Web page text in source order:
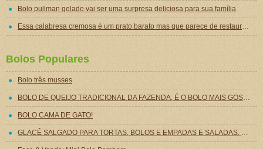
Bolo pullman gelado vai ser uma surpresa deliciosa para sua família
Essa calabresa cremosa é um prato barato mas que parece de restaurante chique de tão gostoso
Bolos Populares
Bolo três musses
BOLO DE QUEIJO TRADICIONAL DA FAZENDA, É O BOLO MAIS GOSTOSO QUE EU JÁ COMI!
BOLO CAMA DE GATO!
GLACÊ SALGADO PARA TORTAS, BOLOS E EMPADAS E SALADAS, SIMPLESMENTE SEUS PRATOS SALGADOS NÃO SERÃO MAIS OS MESMOS SEM ESSE DELICIOSO GLACÊ